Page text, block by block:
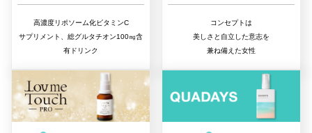
高濃度リポソーム化ビタミンC
サプリメント、総グルタチオン100㎎含
有ドリンク
コンセプトは
美しさと自立した意志を
兼ね備えた女性